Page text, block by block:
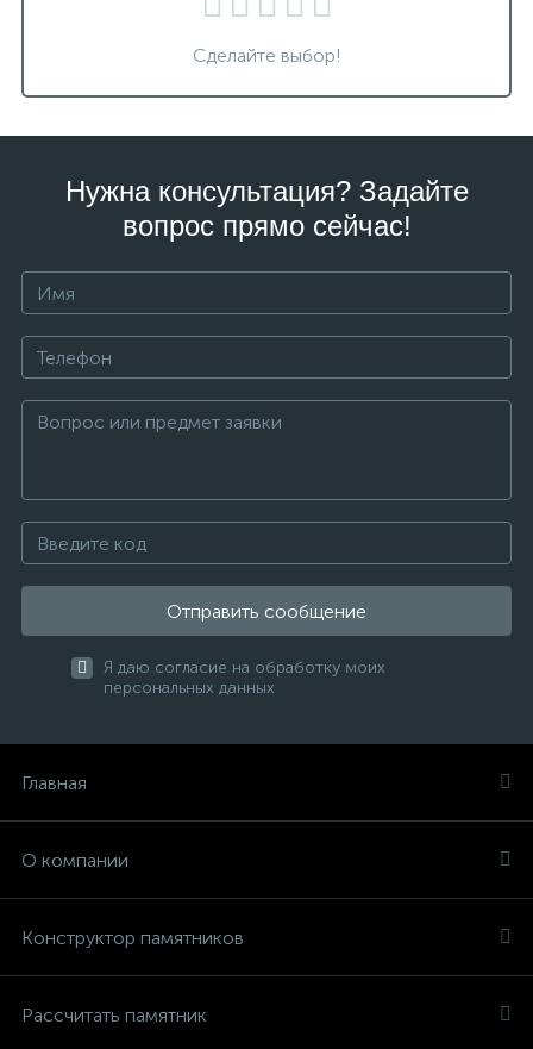
Сделайте выбор!
Нужна консультация? Задайте
вопрос прямо сейчас!
Отправить сообщение
Я даю согласие на обработку моих
персональных данных
Главная
О компании
Конструктор памятников
Рассчитать памятник